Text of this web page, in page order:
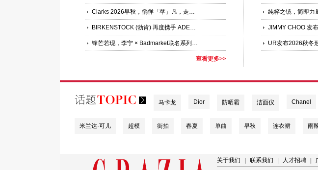
Clarks 2026早秋，徜徉「苹」凡，走出惬意引力
BIRKENSTOCK (勃肯) 再度携手 ADERERROR，重新诠释经典 BOSTON
锋芒若现，李宁 × Badmarket联名系列以击剑灵感谱写复古运动美学新章
查看更多>>
JIMMY CHOO 发
马卡龙 Dior 防晒霜 洁面仪 Chanel
米兰达·可儿 超模 街拍 春夏 单曲 早秋 连衣裙 雨
关于我们 联系我们 人才招聘